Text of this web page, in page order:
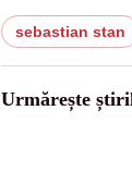
sebastian stan
Urmărește